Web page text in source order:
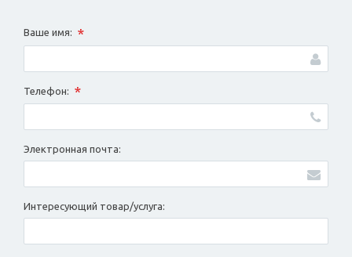
Ваше имя: *
Телефон: *
Электронная почта:
Интересующий товар/услуга: